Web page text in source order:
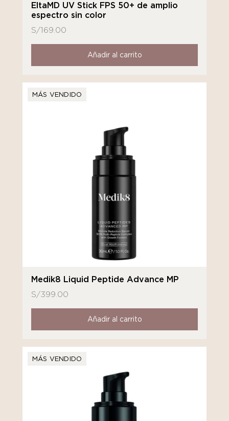
EltaMD UV Stick FPS 50+ de amplio
espectro sin color
S/169.00
Añadir al carrito
MÁS VENDIDO
Medik8 Liquid Peptide Advance MP
S/399.00
Añadir al carrito
MÁS VENDIDO